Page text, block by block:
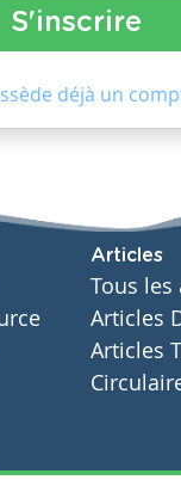
déjà un
Articles
Tous les
Articles
Articles